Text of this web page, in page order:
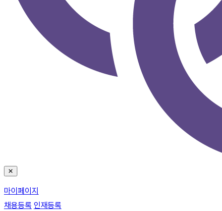
✕
마이페이지
채용등록 인재등록